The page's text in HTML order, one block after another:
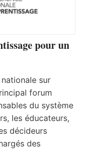
pour un
sur
forum
du système
les éducateurs,
décideurs
des